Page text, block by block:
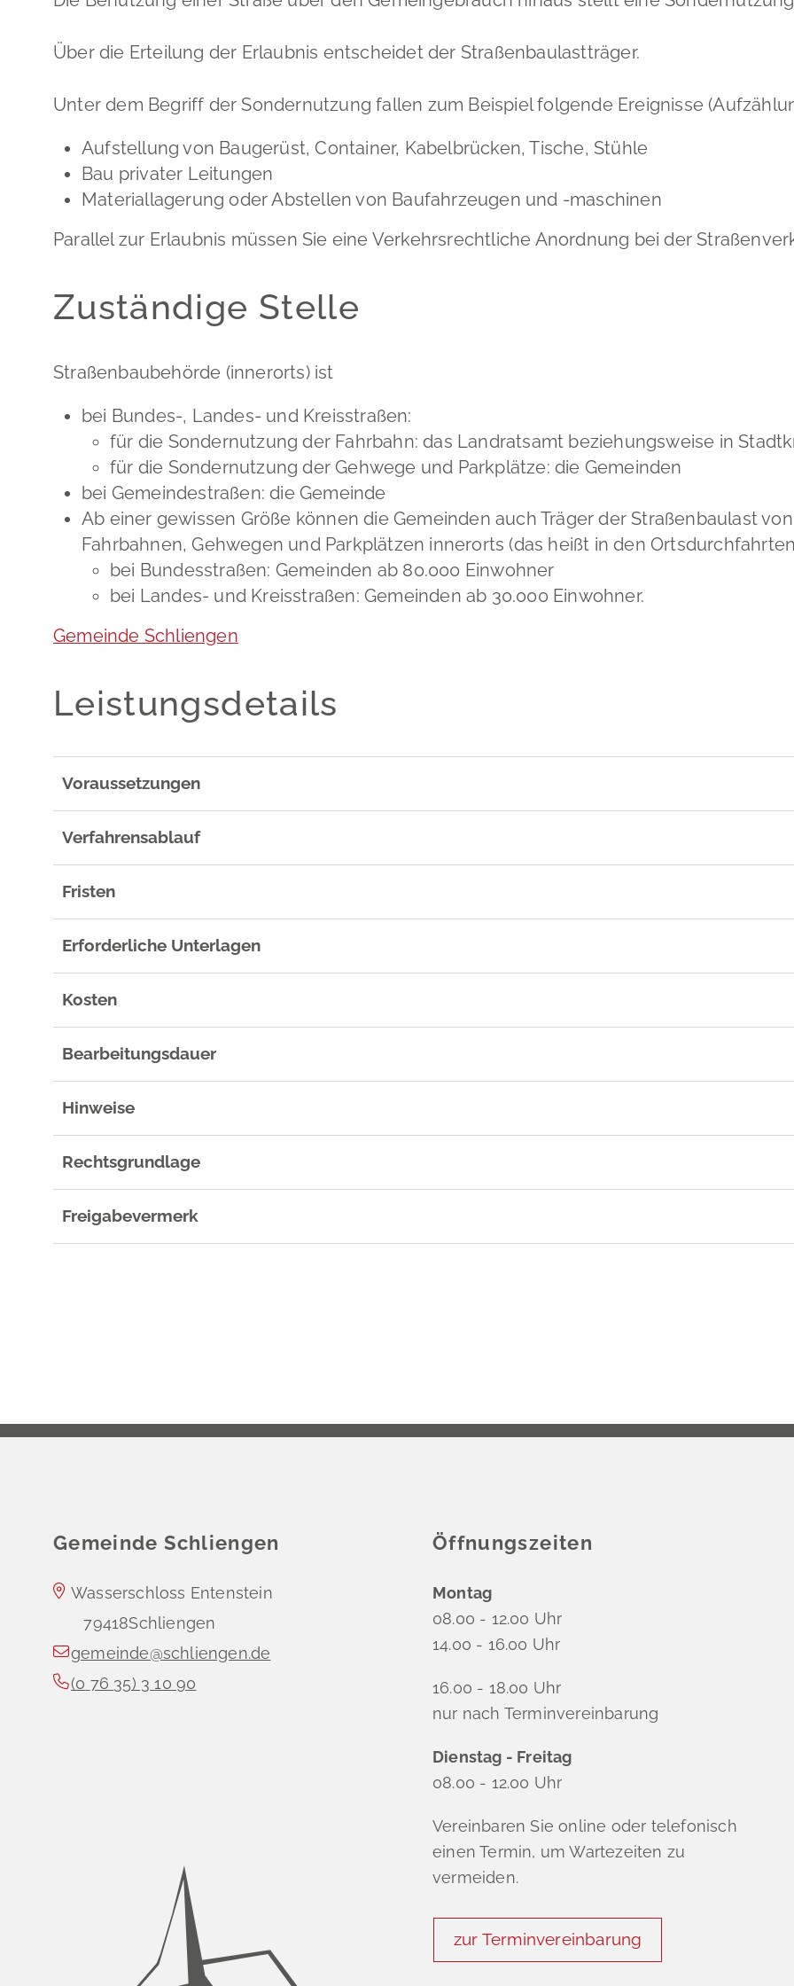
Über die Erteilung der Erlaubnis entscheidet der Straßenbaulastträger.
Unter dem Begriff der Sondernutzung fallen zum Beispiel folgende Ereignisse
Aufstellung von Baugerüst, Container, Kabelbrücken, Tische, Stühle
Bau privater Leitungen
Materiallagerung oder Abstellen von Baufahrzeugen und -maschinen
Parallel zur Erlaubnis müssen Sie eine Verkehrsrechtliche Anordnung bei der
Zuständige Stelle
Straßenbaubehörde (innerorts) ist
bei Bundes-, Landes- und Kreisstraßen:
für die Sondernutzung der Fahrbahn: das Landratsamt beziehungsweise in
für die Sondernutzung der Gehwege und Parkplätze: die Gemeinden
bei Gemeindestraßen: die Gemeinde
Ab einer gewissen Größe können die Gemeinden auch Träger der Straßenbaulast
Fahrbahnen, Gehwegen und Parkplätzen innerorts (das heißt in den Ortsdurchfahrten)
bei Bundesstraßen: Gemeinden ab 80.000 Einwohner
bei Landes- und Kreisstraßen: Gemeinden ab 30.000 Einwohner.
Gemeinde Schliengen
Leistungsdetails
Voraussetzungen
Verfahrensablauf
Fristen
Erforderliche Unterlagen
Kosten
Bearbeitungsdauer
Hinweise
Rechtsgrundlage
Freigabevermerk
Gemeinde Schliengen
Wasserschloss Entenstein
79418Schliengen
gemeinde@schliengen.de
(0 76 35) 3 10 90
Öffnungszeiten
Montag
08.00 - 12.00 Uhr
14.00 - 16.00 Uhr
16.00 - 18.00 Uhr
nur nach Terminvereinbarung
Dienstag - Freitag
08.00 - 12.00 Uhr
Vereinbaren Sie online oder telefonisch
einen Termin, um Wartezeiten zu
vermeiden.
zur Terminvereinbarung